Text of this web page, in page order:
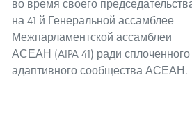
во время своего
на 41-й Генеральной ассамблее
Межпарламентской ассамблеи
АСЕАН (AIPA 41) ради
адаптивного сообщества АСЕАН.